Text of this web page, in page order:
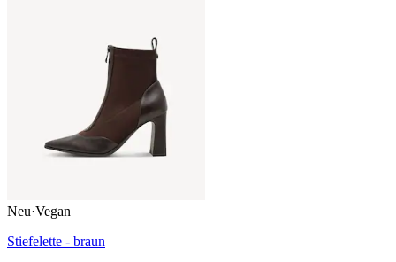
Neu·Vegan
Stiefelette - braun